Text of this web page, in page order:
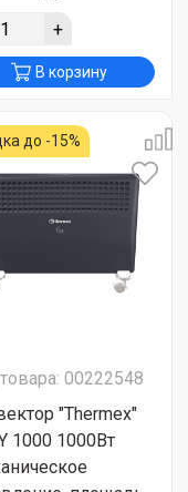
+
В корзину
до -15%
00222548
"Thermex"
1000 1000Вт